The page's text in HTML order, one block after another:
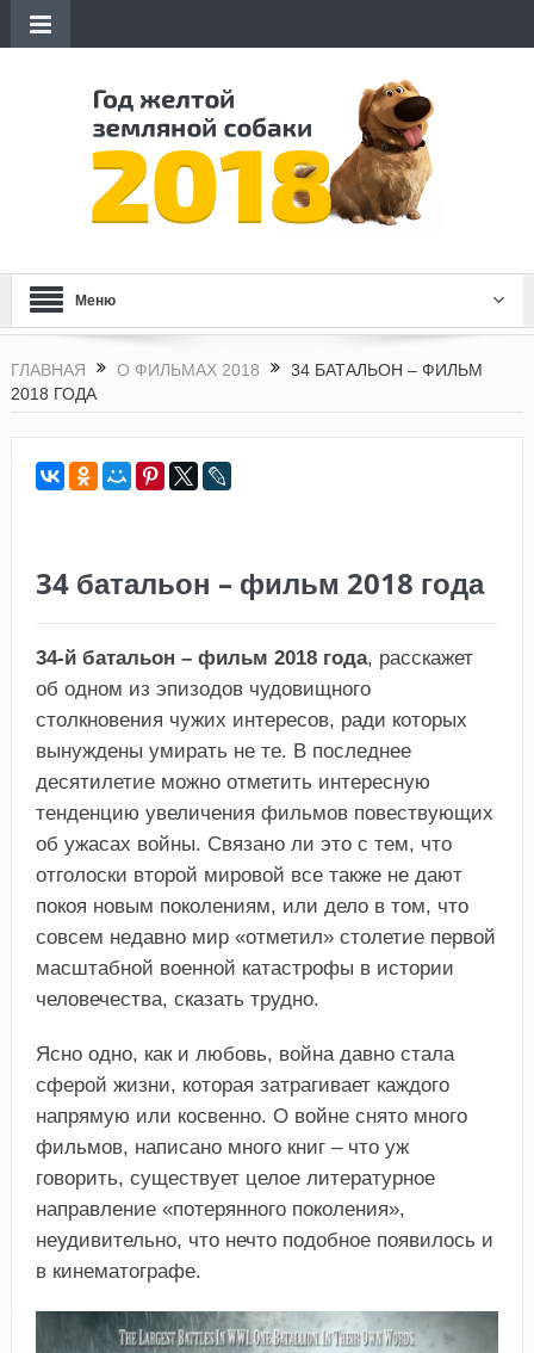
Меню
ГЛАВНАЯ О ФИЛЬМАХ 2018
34 БАТАЛЬОН – ФИЛЬМ
2018 ГОДА
34 батальон – фильм 2018 года
34-й батальон – фильм 2018 года, расскажет
об одном из эпизодов чудовищного
столкновения чужих интересов, ради которых
вынуждены умирать не те. В последнее
десятилетие можно отметить интересную
тенденцию увеличения фильмов повествующих
об ужасах войны. Связано ли это с тем, что
отголоски второй мировой все также не дают
покоя новым поколениям, или дело в том, что
совсем недавно мир «отметил» столетие первой
масштабной военной катастрофы в истории
человечества, сказать трудно.
Ясно одно, как и любовь, война давно стала
сферой жизни, которая затрагивает каждого
напрямую или косвенно. О войне снято много
фильмов, написано много книг – что уж
говорить, существует целое литературное
направление «потерянного поколения»,
неудивительно, что нечто подобное появилось и
в кинематографе.